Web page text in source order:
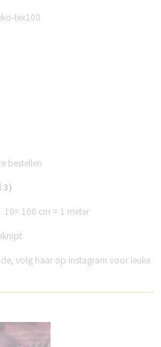
tex100
bestellen
3)
10= 100 cm = 1 meter
volg haar op instagram voor leuke